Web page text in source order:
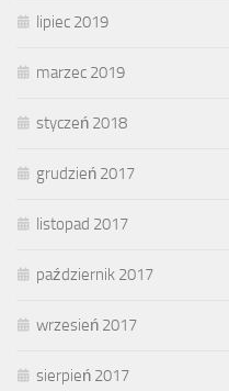
lipiec 2019
marzec 2019
styczeń 2018
grudzień 2017
listopad 2017
październik 2017
wrzesień 2017
sierpień 2017